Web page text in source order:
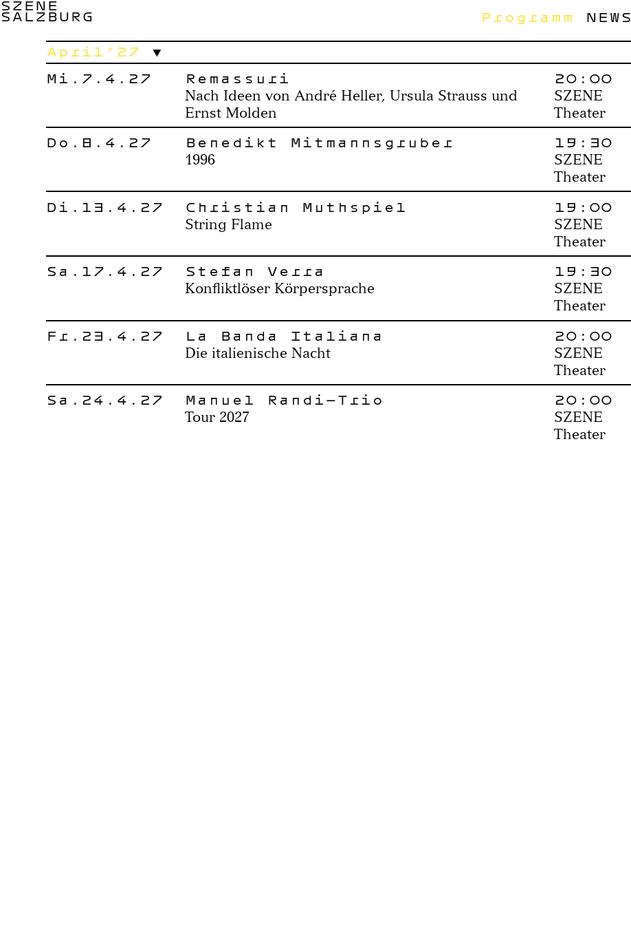
SZENE
SALZBURG Programm NEWS
April’27
Mi.7.4.27
Remassuri
Nach Ideen von André Heller, Ursula Strauss und
Ernst Molden
20:00
SZENE
Theater
Do.8.4.27 Benedikt Mitmannsgruber
1996
19:30
SZENE
Theater
Di.13.4.27 Christian Muthspiel
String Flame
19:00
SZENE
Theater
Sa.17.4.27 Stefan Verra
Konfliktlöser Körpersprache
19:30
SZENE
Theater
Fr.23.4.27 La Banda Italiana
Die italienische Nacht
20:00
SZENE
Theater
Sa.24.4.27 Manuel Randi-Trio
Tour 2027
20:00
SZENE
Theater